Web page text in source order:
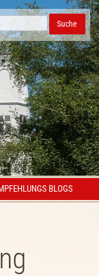
Suche
BLOGS